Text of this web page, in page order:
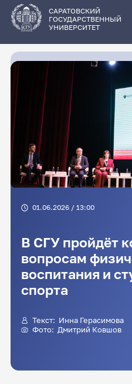
основному
содержанию
САРАТОВСКИЙ
ГОСУДАРСТВЕННЫЙ
УНИВЕРСИТЕТ
01.06.2026 / 13:00
В СГУ пройдёт
вопросам
воспитания и
спорта
Текст: Инна Герасимова
Фото: Дмитрий Ковшов